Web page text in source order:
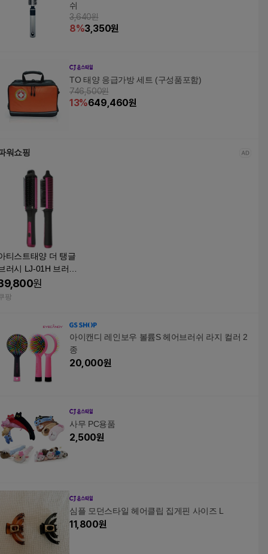
쉬
3,640원
8%3,350원
TO 태양 응급가방 세트 (구성품포함)
746,500원
13%649,460원
워쇼핑
티스트태양 더 탱글
러시 LJ-01H 브러쉬
데기
원
팡
아이캔디 레인보우 볼륨S 헤어브러쉬 라지 컬러 2
종
20,000원
사무 PC용품
2,500원
심플 모던스타일 헤어클립 집게핀 사이즈 L
11,800원